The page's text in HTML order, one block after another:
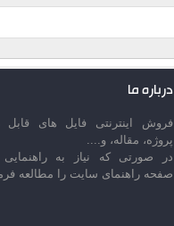
درباره ما
فروش اینترنتی فایل های قابل
پروژه، مقاله، و....
در صورتی که نیاز به راهنمایی
صفحه راهنمای سایت را مطالعه